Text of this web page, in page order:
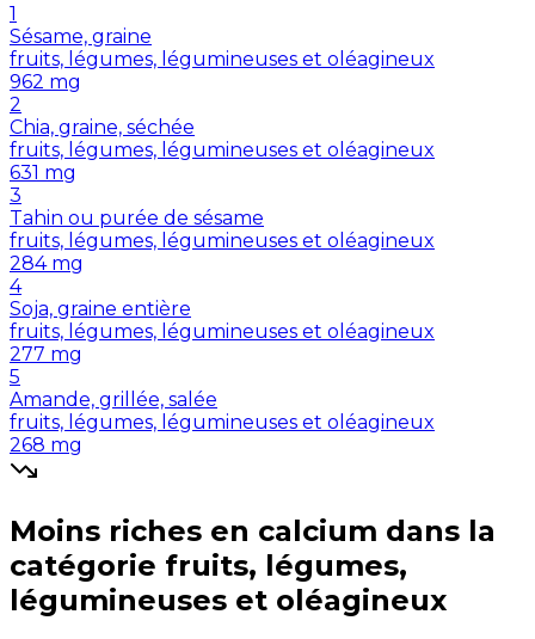
1
Sésame, graine
fruits, légumes, légumineuses et oléagineux
962 mg
2
Chia, graine, séchée
fruits, légumes, légumineuses et oléagineux
631 mg
3
Tahin ou purée de sésame
fruits, légumes, légumineuses et oléagineux
284 mg
4
Soja, graine entière
fruits, légumes, légumineuses et oléagineux
277 mg
5
Amande, grillée, salée
fruits, légumes, légumineuses et oléagineux
268 mg
Moins riches en calcium dans la
catégorie fruits, légumes,
légumineuses et oléagineux